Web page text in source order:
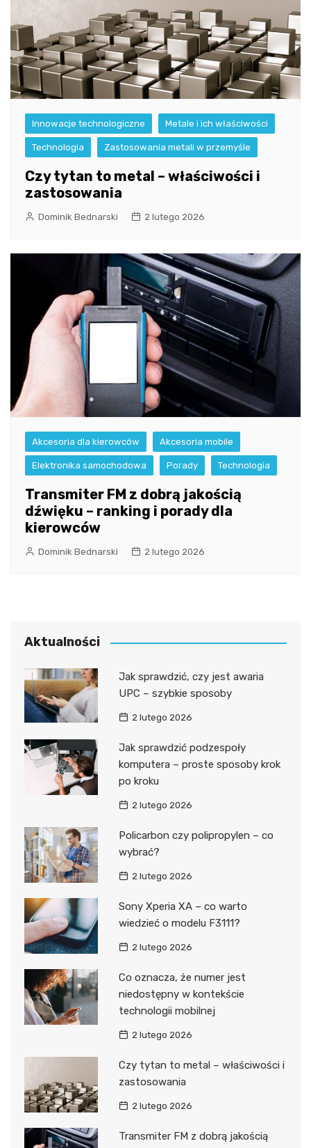
Innowacje technologiczne Metale i ich właściwości
Technologia Zastosowania metali w przemyśle
Czy tytan to metal – właściwości i
zastosowania
Dominik Bednarski 2 lutego 2026
Akcesoria dla kierowców Akcesoria mobile
Elektronika samochodowa Porady Technologia
Transmiter FM z dobrą jakością
dźwięku – ranking i porady dla
kierowców
Dominik Bednarski 2 lutego 2026
Aktualności
Jak sprawdzić, czy jest awaria
UPC – szybkie sposoby
2 lutego 2026
Jak sprawdzić podzespoły
komputera – proste sposoby krok
po kroku
2 lutego 2026
Policarbon czy polipropylen – co
wybrać?
2 lutego 2026
Sony Xperia XA – co warto
wiedzieć o modelu F3111?
2 lutego 2026
Co oznacza, że numer jest
niedostępny w kontekście
technologii mobilnej
2 lutego 2026
Czy tytan to metal – właściwości i
zastosowania
2 lutego 2026
Transmiter FM z dobrą jakością